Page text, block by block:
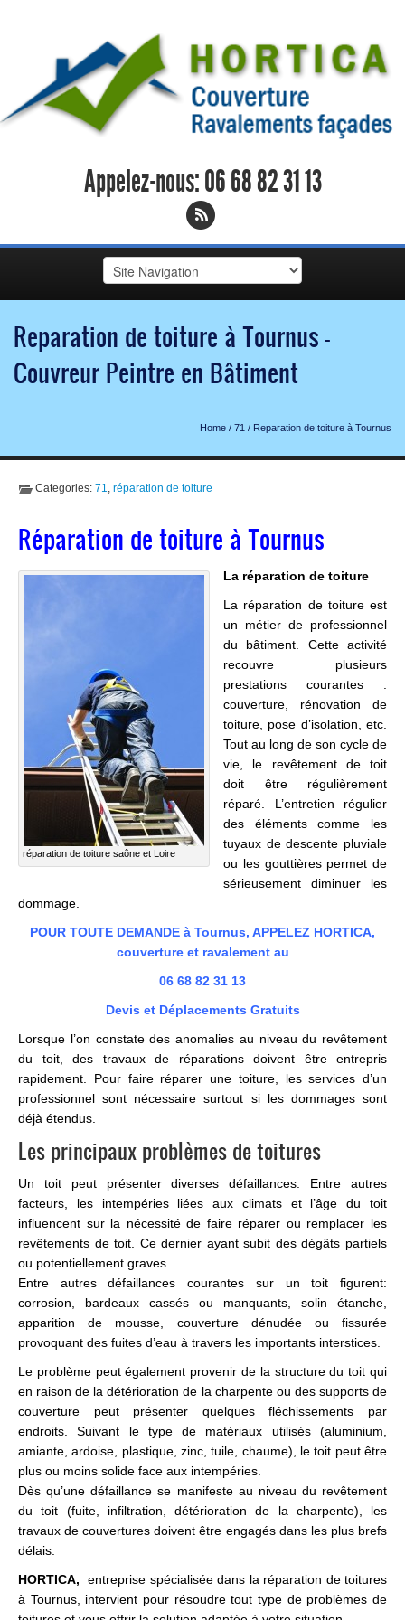
Appelez-nous:06 68 82 31 13
Reparation de toiture à Tournus -
Couvreur Peintre en Bâtiment
Home / 71 / Reparation de toiture à Tournus
Categories: 71 réparation de toiture
Réparation de toiture à Tournus
réparation de toiture saône et Loire
La réparation de toiture
La réparation de toiture est
un métier de professionnel
du bâtiment. Cette activité
recouvre plusieurs
prestations courantes :
couverture, rénovation de
toiture, pose d’isolation, etc.
Tout au long de son cycle de
vie, le revêtement de toit
doit être régulièrement
réparé. L’entretien régulier
des éléments comme les
tuyaux de descente pluviale
ou les gouttières permet de
sérieusement diminuer les
dommage.
POUR TOUTE DEMANDE à Tournus, APPELEZ HORTICA,
couverture et ravalement au
06 68 82 31 13
Devis et Déplacements Gratuits
Lorsque l’on constate des anomalies au niveau du revêtement
du toit, des travaux de réparations doivent être entrepris
rapidement. Pour faire réparer une toiture, les services d’un
professionnel sont nécessaire surtout si les dommages sont
déjà étendus.
Les principaux problèmes de toitures
Un toit peut présenter diverses défaillances. Entre autres
facteurs, les intempéries liées aux climats et l’âge du toit
influencent sur la nécessité de faire réparer ou remplacer les
revêtements de toit. Ce dernier ayant subit des dégâts partiels
ou potentiellement graves.
Entre autres défaillances courantes sur un toit figurent:
corrosion, bardeaux cassés ou manquants, solin étanche,
apparition de mousse, couverture dénudée ou fissurée
provoquant des fuites d’eau à travers les importants interstices.
Le problème peut également provenir de la structure du toit qui
en raison de la détérioration de la charpente ou des supports de
couverture peut présenter quelques fléchissements par
endroits. Suivant le type de matériaux utilisés (aluminium,
amiante, ardoise, plastique, zinc, tuile, chaume), le toit peut être
plus ou moins solide face aux intempéries.
Dès qu’une défaillance se manifeste au niveau du revêtement
du toit (fuite, infiltration, détérioration de la charpente), les
travaux de couvertures doivent être engagés dans les plus brefs
délais.
HORTICA, entreprise spécialisée dans la réparation de toitures
à Tournus, intervient pour résoudre tout type de problèmes de